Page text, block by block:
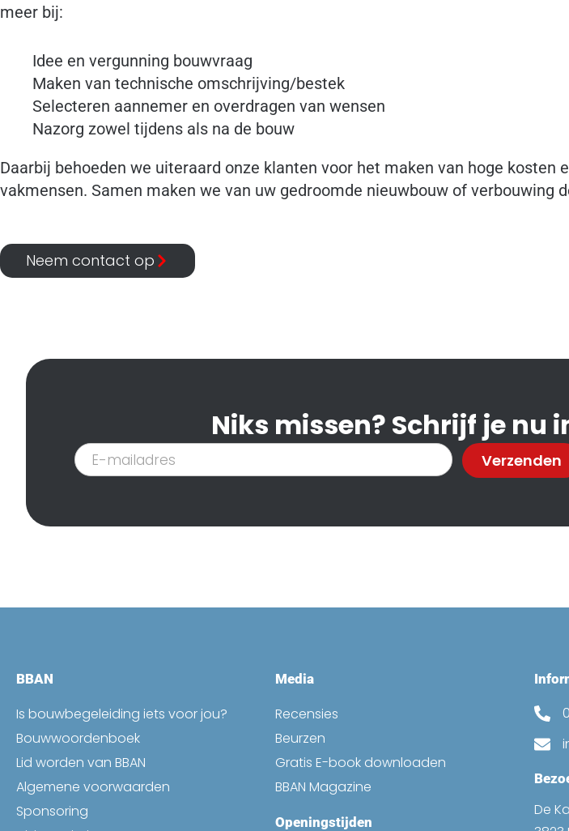
meer bij:
Idee en vergunning bouwvraag
Maken van technische omschrijving/bestek
Selecteren aannemer en overdragen van wensen
Nazorg zowel tijdens als na de bouw
Daarbij behoeden we uiteraard onze klanten voor het maken van hoge
vakmensen. Samen maken we van uw gedroomde nieuwbouw of verbouwing
Neem contact op
Niks missen? Schrijf je nu
Inschrijven
nieuwsbrief
Verzenden
BBAN
Is bouwbegeleiding iets voor jou?
Bouwwoordenboek
Lid worden van BBAN
Algemene voorwaarden
Sponsoring
Media
Recensies
Beurzen
Gratis E-book downloaden
BBAN Magazine
Openingstijden
De